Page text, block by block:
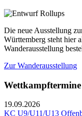
Die neue Ausstellung
Württemberg steht hier
Wanderausstellung
Zur Wanderausstellung
Wettkampftermine
19.09.2026
KC U9/U11/U13